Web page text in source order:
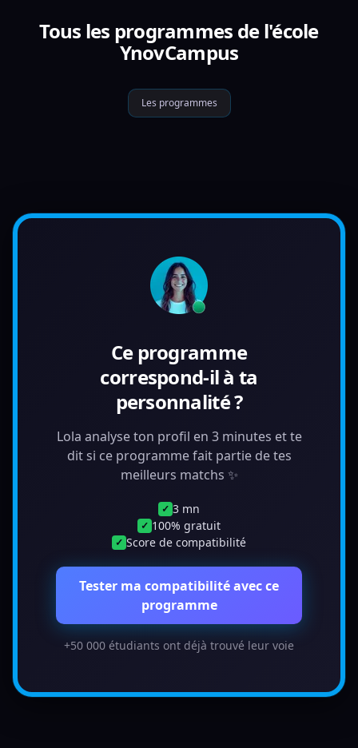
Tous les programmes de l'école
YnovCampus
Les programmes
Ce programme
correspond-il à ta
personnalité ?
Lola analyse ton profil en 3 minutes et te
dit si ce programme fait partie de tes
meilleurs matchs ✨
✓ 3 mn
✓ 100% gratuit
✓ Score de compatibilité
Tester ma compatibilité avec ce
programme
+50 000 étudiants ont déjà trouvé leur voie